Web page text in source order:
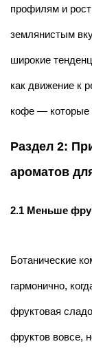
профилям и
землянистым
широкие
как движение к
кофе — которые
Раздел 2:
ароматов
2.1 Меньше
Ботанические
гармонично,
фруктовая
фруктов вовсе,